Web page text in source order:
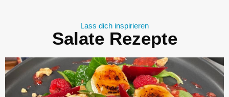
Lass dich inspirieren
Salate Rezepte